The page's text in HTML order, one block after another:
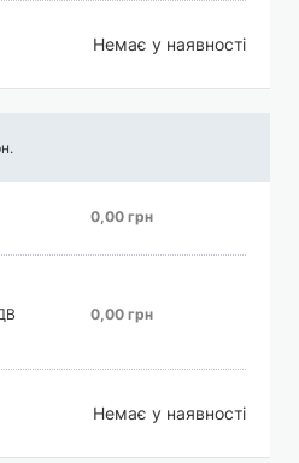
Немає у наявності
0,00 грн
0,00 грн
Немає у наявності